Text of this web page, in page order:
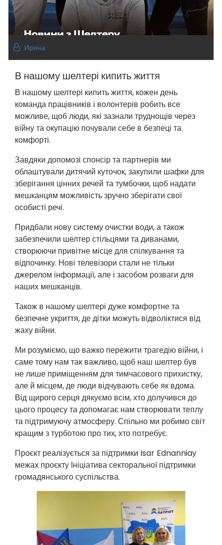
Ирина
В нашому шелтері кипить життя
В нашому шелтері кипить життя, кожен день
команда працівників і волонтерів робить все
можливе, щоб люди, які зазнали труднощів через
війну та окупацію почували себе в безпеці та
комфорті.
Завдяки допомозі спонсір та партнерів ми
облаштували дитячий куточок, закупили шафки для
зберігання цінних речей та тумбочки, щоб надати
мешканцям можливість зручно зберігати свої
особисті речі.
Придбали нову систему очистки води, а також
забезпечили шелтер стільцями та диванами,
створюючи привітне місце для спілкування та
відпочинку. Нові телевізори стали не тільки
джерелом інформації, але і засобом розваги для
наших мешканців.
Також в нашому шелтері дуже комфортне та
безпечне укриття, де дітки можуть відволіктися від
жаху війни.
Ми розуміємо, що важко пережити трагедію війни, і
саме тому нам так важливо, щоб наш шелтер був
не лише приміщенням для тимчасового прихистку,
але й місцем, де люди відчувають себе як вдома.
Від щирого серця дякуємо всім, хто долучився до
цього процесу та допомагає нам створювати теплу
та підтримуючу атмосферу. Спільно ми робимо світ
кращим з турботою про тих, хто потребує.
Проєкт реалізується за підтримки Isar Ednanniaу
межах проєкту Ініціатива секторальної підтримки
громадянського суспільства.